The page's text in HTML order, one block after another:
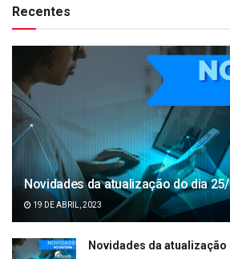
Recentes
Novidades da atualização do dia
19 DE ABRIL, 2023
Novidades da